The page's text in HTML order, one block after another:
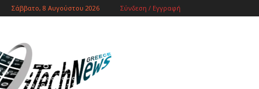
Σάββατο, 8 Αυγούστου 2026 Σύνδεση / Εγγραφή